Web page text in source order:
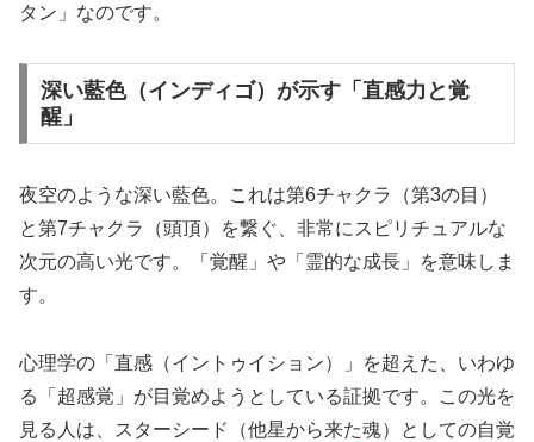
タン」なのです。
深い藍色（インディゴ）が示す「直感力と覚
醒」
夜空のような深い藍色。これは第6チャクラ（第3の目）
と第7チャクラ（頭頂）を繋ぐ、非常にスピリチュアルな
次元の高い光です。「覚醒」や「霊的な成長」を意味しま
す。
心理学の「 直感（イントゥイション）
」を超えた、いわゆ
る「超感覚」が目覚めようとしている証拠です。この光を
見る人は、スターシード（他星から来た魂）としての自覚